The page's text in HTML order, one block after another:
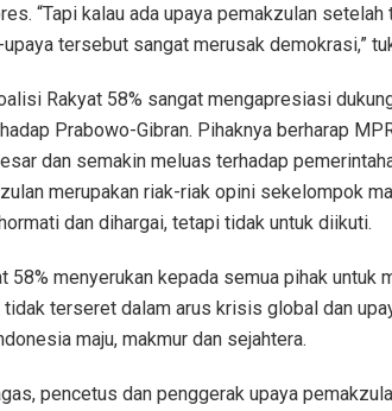
“Tapi kalau ada upaya pemakzulan
tersebut sangat merusak demokrasi,”
Rakyat 58% sangat mengapresiasi
Prabowo-Gibran. Pihaknya berharap
dan semakin meluas terhadap
merupakan riak-riak opini sekelompok
dan dihargai, tetapi tidak untuk diikuti.
58% menyerukan kepada semua pihak untuk
tidak terseret dalam arus krisis global dan
maju, makmur dan sejahtera.
pencetus dan penggerak upaya